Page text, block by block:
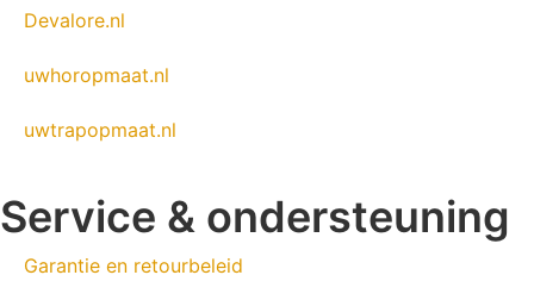
Devalore.nl
uwhoropmaat.nl
uwtrapopmaat.nl
Service & ondersteuning
Garantie en retourbeleid